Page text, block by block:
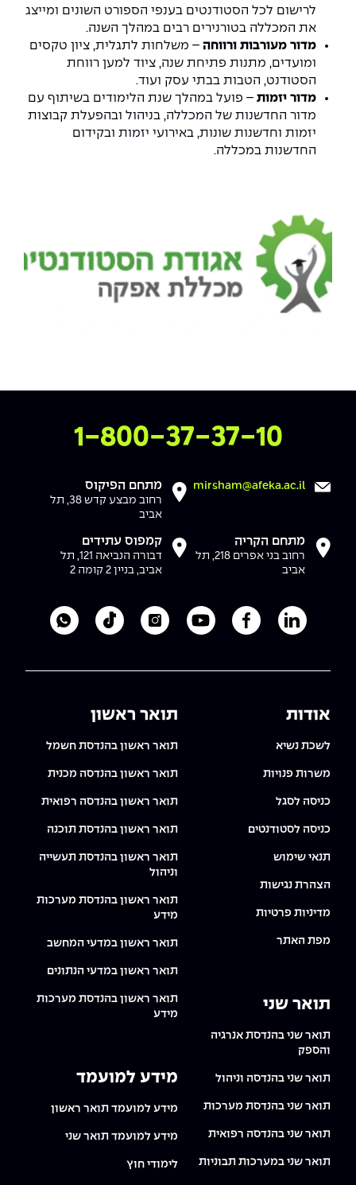
לרישום לכל הסטודנטים בענפי הספורט השונים ומייצג
את המכללה בטורנירים רבים במהלך השנה.
מדור מעורבות ורווחה – משלחות לתגלית, ציון טקסים
ומועדים, מתנות פתיחת שנה, ציוד למען רווחת
הסטודנט, הטבות בבתי עסק ועוד.
מדור יזמות – פועל במהלך שנת הלימודים בשיתוף עם
מדור החדשנות של המכללה, בניהול ובהפעלת קבוצות
יזמות וחדשנות שונות, באירועי יזמות ובקידום
החדשנות במכללה.
צרו איתנו קשר
1-800-37-37-10
mirsham@afeka.ac.il מתחם הפיקוס
רחוב מבצע קדש 38, תל
אביב
מתחם הקריה
רחוב בני אפרים 218, תל
אביב
קמפוס עתידים
דבורה הנביאה 121, תל
אביב, בניין 2 קומה 2
לעמוד הלינקדאין של מכללת אפקה
לעמוד הפייסבוק של מכללת אפקה
לעמוד היוטיוב של מכללת אפקה
לעמוד האינסטגרם של
לעמוד הטיקטוק
אודות
לשכת נשיא
משרות פנויות
כניסה לסגל
כניסה לסטודנטים
תנאי שימוש
הצהרת נגישות
מדיניות פרטיות
מפת האתר
תואר שני
תואר שני בהנדסת אנרגיה
והספק
תואר שני בהנדסה וניהול
תואר שני בהנדסת מערכות
תואר שני בהנדסה רפואית
תואר שני במערכות תבוניות
תואר ראשון
תואר ראשון בהנדסת חשמל
תואר ראשון בהנדסה מכנית
תואר ראשון בהנדסה רפואית
תואר ראשון בהנדסת תוכנה
תואר ראשון בהנדסת תעשייה
וניהול
תואר ראשון בהנדסת מערכות
מידע
תואר ראשון במדעי המחשב
תואר ראשון במדעי הנתונים
תואר ראשון בהנדסת מערכות
מידע
מידע למועמד
מידע למועמד תואר ראשון
מידע למועמד תואר שני
לימודי חוץ
אזור אישי
כניסה לסגל
כניסה לסטודנטים
קורס ניהול מוצר בשילוב AI
קורס דירקטורים
קורס אנרגיה מתחדשת
אווירה נפיצה במתקני חשמל ומכשור
קורסים מקצועיים מותאמים לארגונים
לכל הקורסים
סמסטר ראשון בתיכון
שכר לימוד
מלגות
The Afeka Shop
חנות החדשנות והיזמות